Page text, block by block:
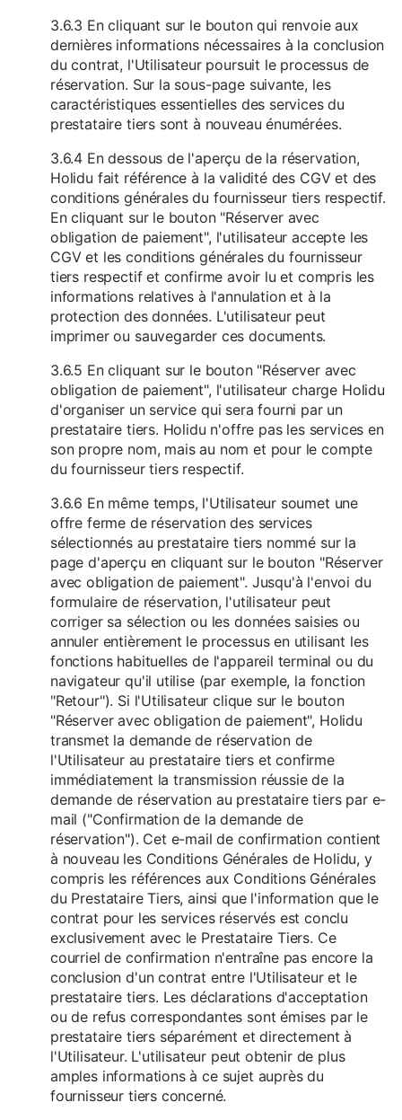
3.6.3 En cliquant sur le bouton qui renvoie aux
dernières informations nécessaires à la conclusion
du contrat, l'Utilisateur poursuit le processus de
réservation. Sur la sous-page suivante, les
caractéristiques essentielles des services du
prestataire tiers sont à nouveau énumérées.
3.6.4 En dessous de l'aperçu de la réservation,
Holidu fait référence à la validité des CGV et des
conditions générales du fournisseur tiers respectif.
En cliquant sur le bouton "Réserver avec
obligation de paiement", l'utilisateur accepte les
CGV et les conditions générales du fournisseur
tiers respectif et confirme avoir lu et compris les
informations relatives à l'annulation et à la
protection des données. L'utilisateur peut
imprimer ou sauvegarder ces documents.
3.6.5 En cliquant sur le bouton "Réserver avec
obligation de paiement", l'utilisateur charge Holidu
d'organiser un service qui sera fourni par un
prestataire tiers. Holidu n'offre pas les services en
son propre nom, mais au nom et pour le compte
du fournisseur tiers respectif.
3.6.6 En même temps, l'Utilisateur soumet une
offre ferme de réservation des services
sélectionnés au prestataire tiers nommé sur la
page d'aperçu en cliquant sur le bouton "Réserver
avec obligation de paiement". Jusqu'à l'envoi du
formulaire de réservation, l'utilisateur peut
corriger sa sélection ou les données saisies ou
annuler entièrement le processus en utilisant les
fonctions habituelles de l'appareil terminal ou du
navigateur qu'il utilise (par exemple, la fonction
"Retour"). Si l'Utilisateur clique sur le bouton
"Réserver avec obligation de paiement", Holidu
transmet la demande de réservation de
l'Utilisateur au prestataire tiers et confirme
immédiatement la transmission réussie de la
demande de réservation au prestataire tiers par e-
mail ("Confirmation de la demande de
réservation"). Cet e-mail de confirmation contient
à nouveau les Conditions Générales de Holidu, y
compris les références aux Conditions Générales
du Prestataire Tiers, ainsi que l'information que le
contrat pour les services réservés est conclu
exclusivement avec le Prestataire Tiers. Ce
courriel de confirmation n'entraîne pas encore la
conclusion d'un contrat entre l'Utilisateur et le
prestataire tiers. Les déclarations d'acceptation
ou de refus correspondantes sont émises par le
prestataire tiers séparément et directement à
l'Utilisateur. L'utilisateur peut obtenir de plus
amples informations à ce sujet auprès du
fournisseur tiers concerné.